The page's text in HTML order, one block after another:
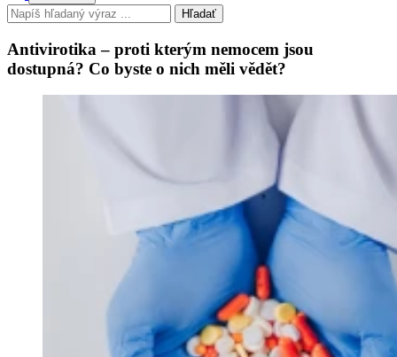
Hľadať
Antivirotika – proti kterým nemocem jsou
dostupná? Co byste o nich měli vědět?